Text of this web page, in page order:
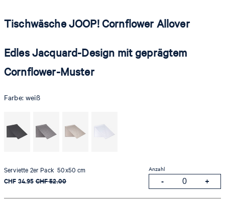
Tischwäsche JOOP! Cornflower Allover
Edles Jacquard-Design mit geprägtem
Cornflower-Muster
Farbe:weiß
Serviette 2er Pack 50x50 cm
CHF 34.95 CHF 52.00
Anzahl